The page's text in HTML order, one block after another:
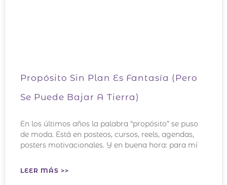
Propósito Sin Plan Es Fantasía (pero
Se Puede Bajar A Tierra)
En los últimos años la palabra “propósito” se puso
de moda. Está en posteos, cursos, reels, agendas,
posters motivacionales. Y en buena hora: para mí
LEER MÁS >>